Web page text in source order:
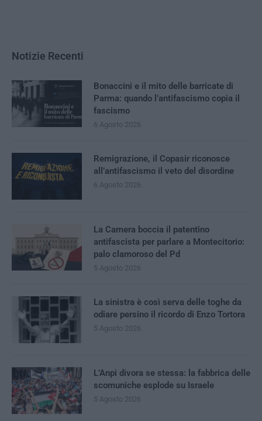
Notizie Recenti
Bonaccini e il mito delle barricate di
Parma: quando l’antifascismo copia il
fascismo
6 Agosto 2026
Remigrazione, il Copasir riconosce
all’antifascismo il veto del disordine
6 Agosto 2026
La Camera boccia il patentino
antifascista per parlare a Montecitorio:
palo clamoroso del Pd
5 Agosto 2026
La sinistra è così serva delle toghe da
odiare persino il ricordo di Enzo Tortora
5 Agosto 2026
L’Anpi divora se stessa: la fabbrica delle
scomuniche esplode su Israele
5 Agosto 2026